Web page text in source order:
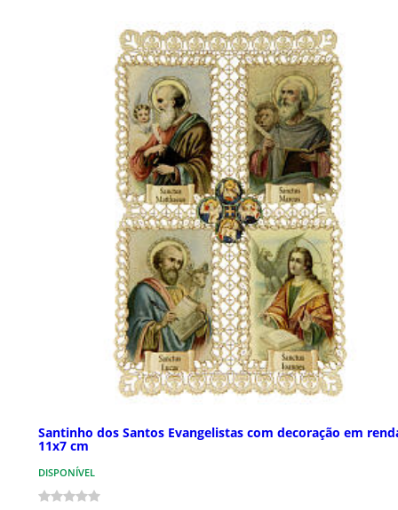
Santinho dos Santos Evangelistas com decoração em
11x7 cm
DISPONÍVEL